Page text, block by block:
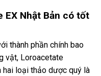
EX Nhật Bản có tốt
thành phần chính bao
vật, Loroacetate
loại thảo dược quý là